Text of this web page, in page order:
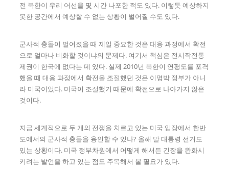
전 북한이 우리 어선을 몇 시간 나포한 적도 있다. 이렇듯 예상하지
못한 공간에서 예상할 수 없는 상황이 벌어질 수도 있다.
군사적 충돌이 벌어졌을 때 제일 중요한 것은 대응 과정에서 확전
으로 얼마나 비화할 것이냐의 문제다. 여기서 핵심은 전시작전통
제권이 한국에 없다는 데 있다. 실제 2010년 북한이 연평도를 포격
했을 때 대응 과정에서 확전을 조절했던 것은 이명박 정부가 아니
라 미국이었다. 미국이 조절했기 때문에 확전으로 나아가지 않은
것이다.
지금 세계적으로 두 개의 전쟁을 치르고 있는 미국 입장에서 한반
도에서의 군사적 충돌을 용인할 수 있나? 올해 말 대통령 선거도
있는 상황이다. 미국 정부차원에서 어떻게 해서든 긴장을 완화시
키려는 발언을 하고 있는 점도 주목해서 볼 필요가 있다.